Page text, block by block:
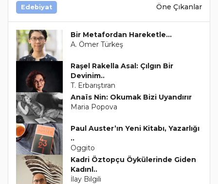
Edebiyat Öne Çıkanlar
Bir Metafordan Hareketle...
A. Ömer Türkeş
Raşel Rakella Asal: Çılgın Bir
Devinim..
T. Erbarıştıran
Anaïs Nin: Okumak Bizi Uyandırır
Maria Popova
Paul Auster’ın Yeni Kitabı, Yazarlığı
..
Oggito
Kadri Öztopçu Öykülerinde Giden
Kadınl..
İlay Bilgili